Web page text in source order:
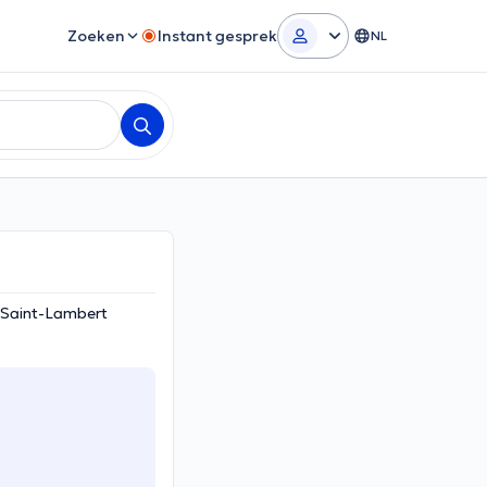
Zoeken Instant gesprek NL
Lambert